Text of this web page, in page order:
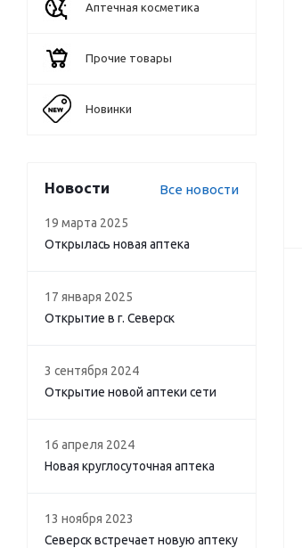
Аптечная косметика
Прочие товары
Новинки
Новости Все новости
19 марта 2025
Открылась новая аптека
17 января 2025
Открытие в г. Северск
3 сентября 2024
Открытие новой аптеки сети
16 апреля 2024
Новая круглосуточная аптека
13 ноября 2023
Северск встречает новую аптеку